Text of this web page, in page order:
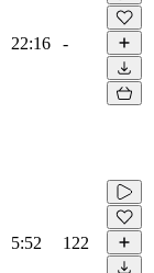
22:16 -
5:52 122